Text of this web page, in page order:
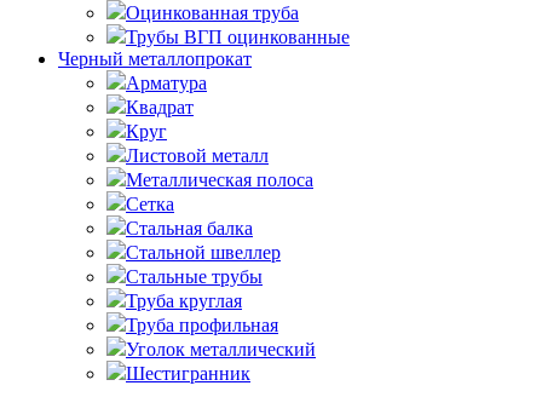
Оцинкованная труба
Трубы ВГП оцинкованные
Черный металлопрокат
Арматура
Квадрат
Круг
Листовой металл
Металлическая полоса
Сетка
Стальная балка
Стальной швеллер
Стальные трубы
Труба круглая
Труба профильная
Уголок металлический
Шестигранник